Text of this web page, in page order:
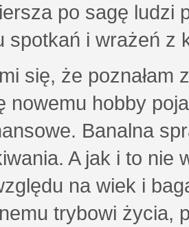
po sagę ludzi
spotkań i wrażeń z
się, że
nowemu hobby
Banalna
A jak i to nie
na wiek i
trybowi życia,